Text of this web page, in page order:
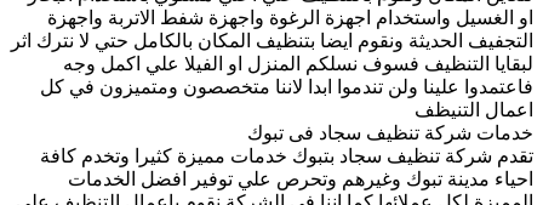
او الغسيل واستخدام اجهزة الرغوة واجهزة شفط الاتربة واجهزة
التجفيف الحديثة ونقوم ايضا بتنظيف المكان بالكامل حتي لا نترك اثر
لبقايا التنظيف فسوف نسلكم المنزل او الفيلا علي اكمل وجه
فاعتمدوا علينا ولن تندموا ابدا لاننا متخصصون ومتميزون في كل
اعمال التنيظف
خدمات شركة تنظيف سجاد فى تبوك
تقدم شركة تنظيف سجاد بتبوك خدمات مميزة كثيرا وتخدم كافة
احياء مدينة تبوك وغيرهم وتحرص علي توفير افضل الخدمات